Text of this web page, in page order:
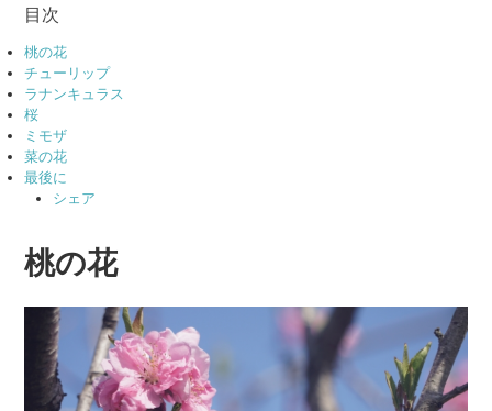
目次
桃の花
チューリップ
ラナンキュラス
桜
ミモザ
菜の花
最後に
シェア
桃の花